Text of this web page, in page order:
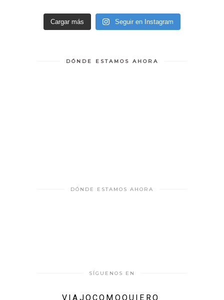
Cargar más Seguir en Instagram
DÓNDE ESTAMOS AHORA
DÓNDE ESTAMOS AHORA
SÍGUENOS EN
VIAJOCOMOQUIERO